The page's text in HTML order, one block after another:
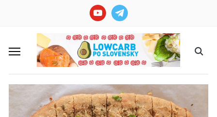
youtubetelegram